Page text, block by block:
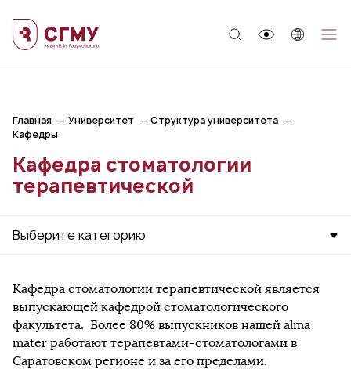
Главная Университет
Структура университета
Кафедры
Кафедра стоматологии
терапевтической
Выберите категорию
Кафедра стоматологии терапевтической является
выпускающей кафедрой стоматологического
факультета. Более 80% выпускников нашей alma
mater работают терапевтами-стоматологами в
Саратовском регионе и за его пределами.